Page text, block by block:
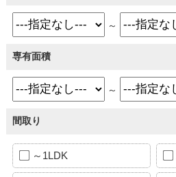
～
専有面積
～
間取り
～1LDK